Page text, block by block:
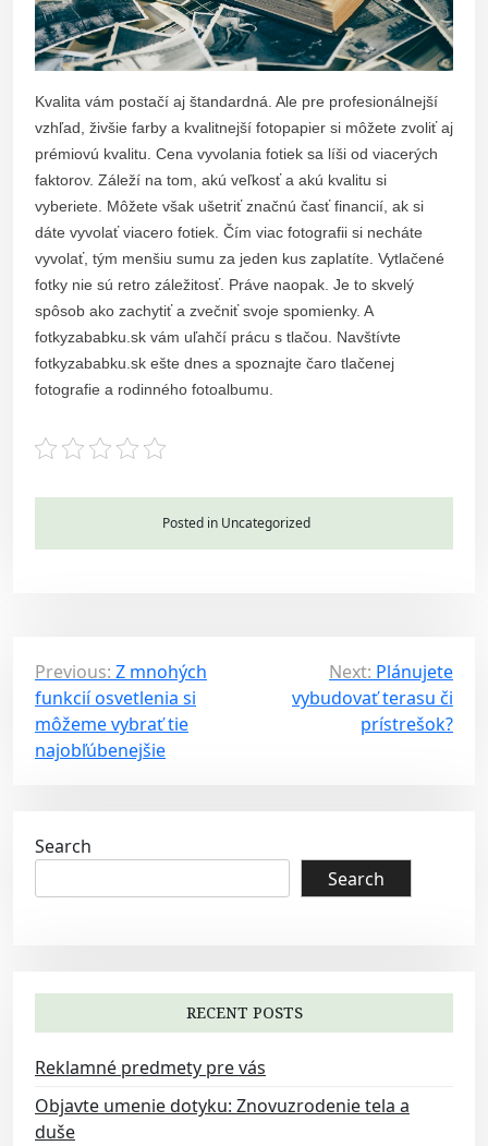
Kvalita vám postačí aj štandardná. Ale pre profesionálnejší
vzhľad, živšie farby a kvalitnejší fotopapier si môžete zvoliť aj
prémiovú kvalitu. Cena vyvolania fotiek sa líši od viacerých
faktorov. Záleží na tom, akú veľkosť a akú kvalitu si
vyberiete. Môžete však ušetriť značnú časť financií, ak si
dáte vyvolať viacero fotiek. Čím viac fotografii si necháte
vyvolať, tým menšiu sumu za jeden kus zaplatíte. Vytlačené
fotky nie sú retro záležitosť. Práve naopak. Je to skvelý
spôsob ako zachytiť a zvečniť svoje spomienky. A
fotkyzababku.sk vám uľahčí prácu s tlačou. Navštívte
fotkyzababku.sk ešte dnes a spoznajte čaro tlačenej
fotografie a rodinného fotoalbumu.
Posted in Uncategorized
P
o
s
t
a
v
i
t
i
o
n
Previous: Z mnohých
funkcií osvetlenia si
môžeme vybrať tie
najobľúbenejšie
Next: Plánujete
vybudovať terasu či
prístrešok?
Search
Search
RECENT POSTS
Reklamné predmety pre vás
Objavte umenie dotyku: Znovuzrodenie tela a
duše